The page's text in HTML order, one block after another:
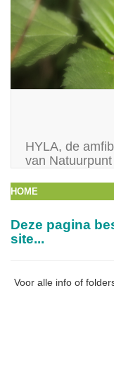
HYLA, de
van Natuurpunt
HOME
Deze pagina
site...
Voor alle info of